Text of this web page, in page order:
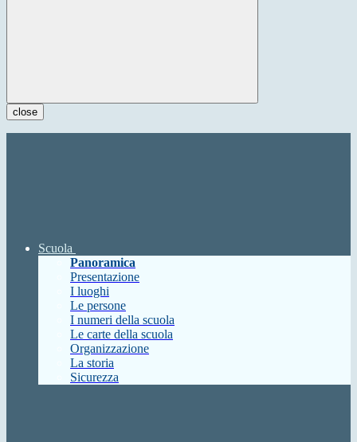
close
Scuola
Panoramica
Presentazione
I luoghi
Le persone
I numeri della scuola
Le carte della scuola
Organizzazione
La storia
Sicurezza